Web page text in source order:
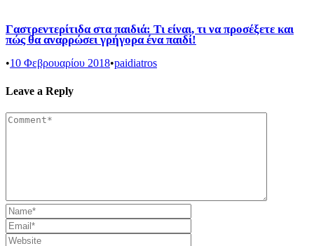
Γαστρεντερίτιδα στα παιδιά: Τι είναι, τι να προσέξετε και
πώς θα αναρρώσει γρήγορα ένα παιδί!
•10 Φεβρουαρίου 2018•paidiatros
Leave a Reply